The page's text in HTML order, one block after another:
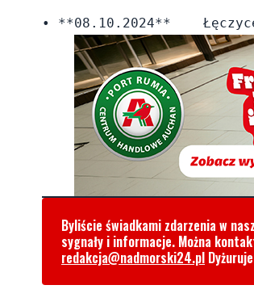
Byliście świadkami zdarzenia w
sygnały i informacje. Można
redakcja@nadmorski24.pl